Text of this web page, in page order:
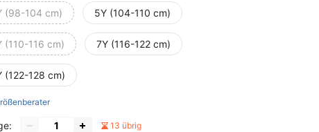
(98-104 cm) 5Y (104-110 cm)
(110-116 cm) 7Y (116-122 cm)
(122-128 cm)
13 übrig